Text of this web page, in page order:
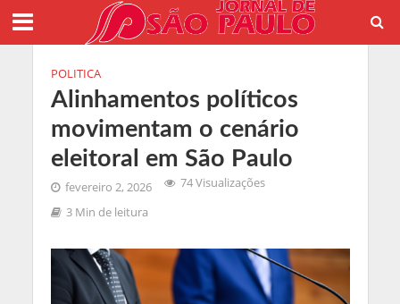
POLITICA
Alinhamentos políticos
movimentam o cenário
eleitoral em São Paulo
fevereiro 2, 2026
74 Visualizações
3 Min de leitura